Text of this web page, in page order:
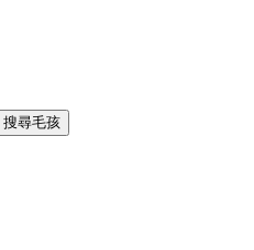
搜尋毛孩